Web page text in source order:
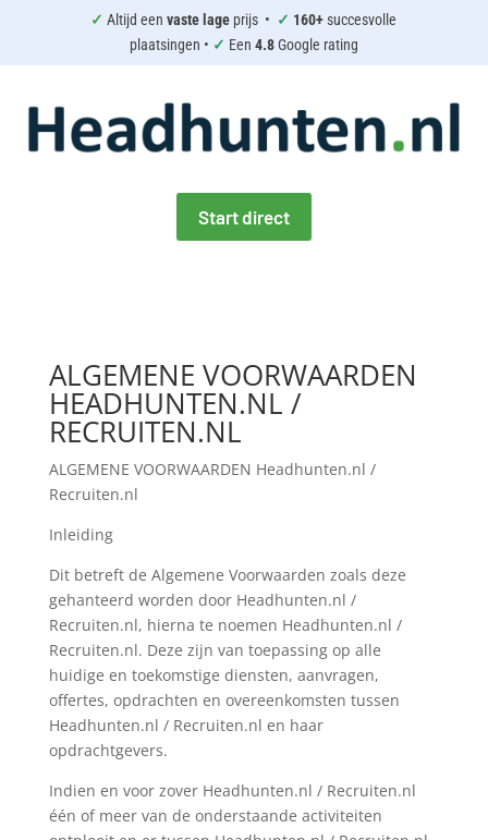
✓ Altijd eenvaste lage prijs • ✓ 160+succesvolle
plaatsingen • ✓ Een 4.8Google rating
Start direct
ALGEMENE VOORWAARDEN
HEADHUNTEN.NL /
RECRUITEN.NL
ALGEMENE VOORWAARDEN Headhunten.nl /
Recruiten.nl
Inleiding
Dit betreft de Algemene Voorwaarden zoals deze
gehanteerd worden door Headhunten.nl /
Recruiten.nl, hierna te noemen Headhunten.nl /
Recruiten.nl. Deze zijn van toepassing op alle
huidige en toekomstige diensten, aanvragen,
offertes, opdrachten en overeenkomsten tussen
Headhunten.nl / Recruiten.nl en haar
opdrachtgevers.
Indien en voor zover Headhunten.nl / Recruiten.nl
één of meer van de onderstaande activiteiten